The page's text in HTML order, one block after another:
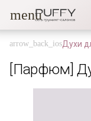
menu
Духи
[Парфюм]